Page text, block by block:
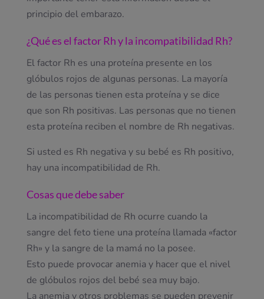
principio del embarazo.
¿Qué es el factor Rh y la incompatibilidad Rh?
El factor Rh es una proteína presente en los
glóbulos rojos de algunas personas. La mayoría
de las personas tienen esta proteína y se dice
que son Rh positivas. Las personas que no tienen
esta proteína reciben el nombre de Rh negativas.
Si usted es Rh negativa y su bebé es Rh positivo,
hay una incompatibilidad de Rh.
Cosas que debe saber
La incompatibilidad de Rh ocurre cuando la
sangre del feto tiene una proteína llamada «factor
Rh» y la sangre de la mamá no la posee.
Esto puede provocar anemia y hacer que el nivel
de glóbulos rojos del bebé sea muy bajo.
La anemia y otros problemas se pueden prevenir